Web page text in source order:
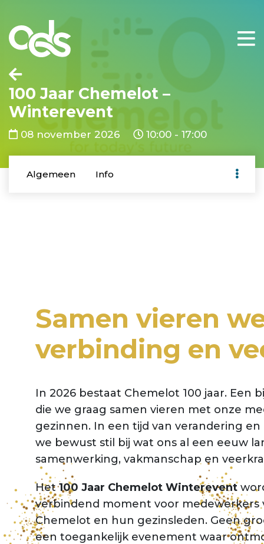
100 Jaar Chemelot –
Winterevent
08 november 2026 10:00 - 17:00
Algemeen Info
Samen vieren
verbinding en
In 2026 bestaat Chemelot 100 jaar. Een
die we graag samen vieren met onze
gezinnen. In een tijd van verandering
we bewust stil bij wat ons al een eeuw
samenwerking, vakmanschap en
Het100 Jaar Chemelot Winterevent
verbindend moment voor medewerkers
Chemelot en hun gezinsleden. Geen
een toegankelijk evenement waar